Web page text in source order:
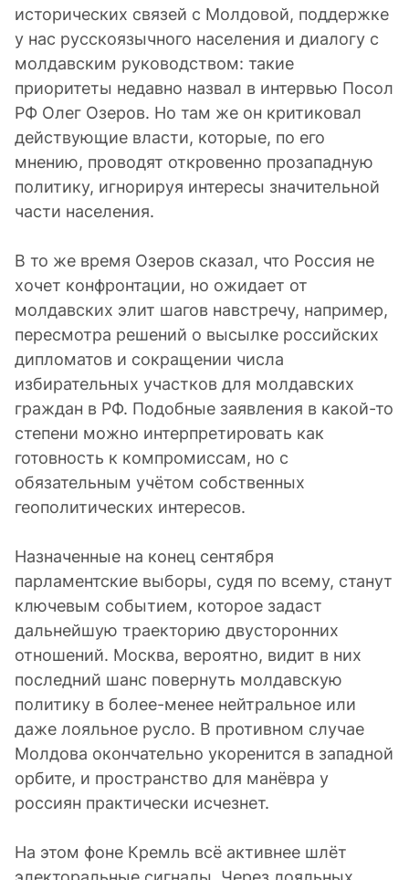
исторических связей с Молдовой, поддержке
у нас русскоязычного населения и диалогу с
молдавским руководством: такие
приоритеты недавно назвал в интервью Посол
РФ Олег Озеров. Но там же он критиковал
действующие власти, которые, по его
мнению, проводят откровенно прозападную
политику, игнорируя интересы значительной
части населения.
В то же время Озеров сказал, что Россия не
хочет конфронтации, но ожидает от
молдавских элит шагов навстречу, например,
пересмотра решений о высылке российских
дипломатов и сокращении числа
избирательных участков для молдавских
граждан в РФ. Подобные заявления в какой-то
степени можно интерпретировать как
готовность к компромиссам, но с
обязательным учётом собственных
геополитических интересов.
Назначенные на конец сентября
парламентские выборы, судя по всему, станут
ключевым событием, которое задаст
дальнейшую траекторию двусторонних
отношений. Москва, вероятно, видит в них
последний шанс повернуть молдавскую
политику в более-менее нейтральное или
даже лояльное русло. В противном случае
Молдова окончательно укоренится в западной
орбите, и пространство для манёвра у
россиян практически исчезнет.
На этом фоне Кремль всё активнее шлёт